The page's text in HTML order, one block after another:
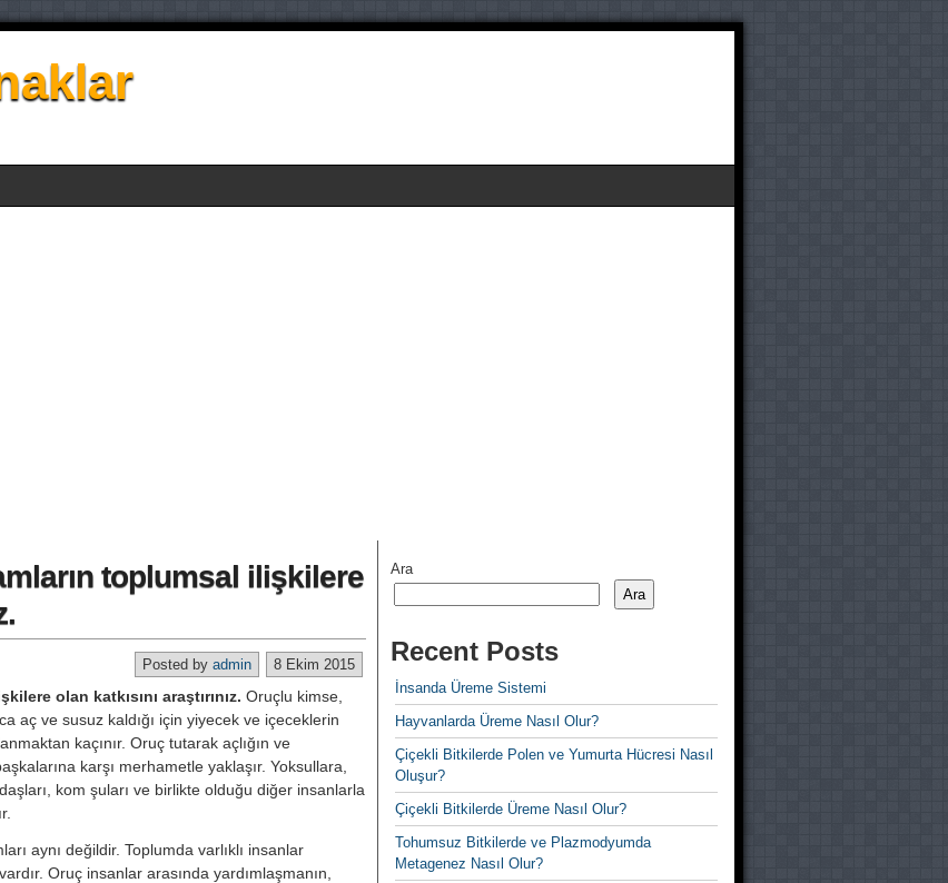
toplumsal ilişkilere
8 Ekim 2015
Posted by admin
olan katkısını araştırınız. Oruçlu kimse,
aç ve susuz kaldığı için yiyecek ve içeceklerin
kaçınır. Oruç tutarak açlığın ve
karşı merhametle yaklaşır. Yoksullara,
kom şuları ve birlikte olduğu diğer insanlarla
aynı değildir. Toplumda varlıklı insanlar
Oruç insanlar arasında yardımlaşmanın,
Ara
Ara
Recent Posts
İnsanda Üreme Sistemi
Hayvanlarda Üreme Nasıl Olur?
Çiçekli Bitkilerde Polen ve Yumurta Hücresi Nasıl
Oluşur?
Çiçekli Bitkilerde Üreme Nasıl Olur?
Tohumsuz Bitkilerde ve Plazmodyumda
Metagenez Nasıl Olur?